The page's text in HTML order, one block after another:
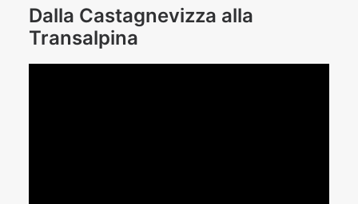
Dalla Castagnevizza alla
Transalpina